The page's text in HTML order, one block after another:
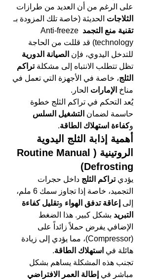
على الرغم من أن العديد من طرازات
الثلاجات الحديثة (خاصة تلك المزودة بـ
تقنية منع التجمد Anti-freeze
technology) قد قللت من الحاجة
للتدخل اليدوي، فإن الصيانة الدورية
تظل تتطلب الانتباه إلى مشكلة تراكم
الثلج، خاصة في الأجهزة التي تعمل في
مناخ الإمارات الحار.
يُعد التحكم في تراكم الثلج خطوة
حاسمة لضمان التشغيل السلس
وكفاءة استهلاك الطاقة.
أهمية إذابة الثلج اليدوية
الروتينية (Routine Manual
Defrosting)
يؤدي تراكم الثلج داخل حجرات
التجميد، خاصة إذا تجاوز سمك 6 ملم،
إلى إعاقة تدفق الهواء وتقليل كفاءة
التبريد بشكل كبير. هذا الضغط
الإضافي يفرض حملاً زائداً على
(Compressor)، مما يؤدي إلى زيادة
هائلة في استهلاك الطاقة.
تجنب هذه المشكلة يساهم بشكل
مباشر في إطالة العمر الافتراضي